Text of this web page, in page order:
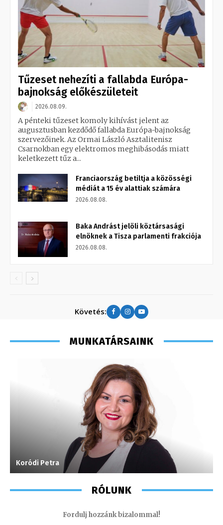
Tűzeset nehezíti a fallabda Európa-
bajnokság előkészületeit
2026.08.09.
A pénteki tűzeset komoly kihívást jelent az
augusztusban kezdődő fallabda Európa-bajnokság
szervezőinek. Az Ormai László Asztalitenisz
Csarnokban egy elektromos meghibásodás miatt
keletkezett tűz a...
Franciaország betiltja a közösségi
médiát a 15 év alattiak számára
2026.08.08.
Baka Andrást jelöli köztársasági
elnöknek a Tisza parlamenti frakciója
2026.08.08.
Követés:
MUNKATÁRSAINK
Koródi Petra
RÓLUNK
Fordulj hozzánk bizalommal!